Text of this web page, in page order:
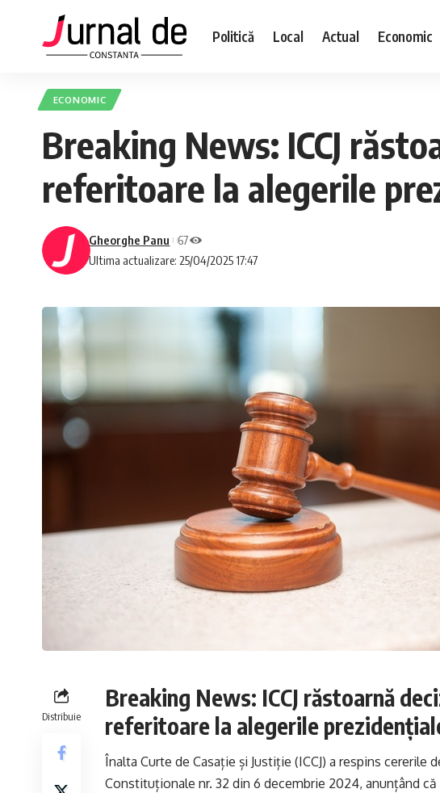
Politică Local Actual Economic
ECONOMIC
Breaking News: ICCJ
referitoare la alegerile
Ultima actualizare: 25/04/2025 17:47
Gheorghe Panu 67
Distribuie
Breaking News: ICCJ răstoarnă
referitoare la alegerile
Înalta Curte de Casație și Justiție (ICCJ) a respins cererile
Constituționale nr. 32 din 6 decembrie 2024, anunțând